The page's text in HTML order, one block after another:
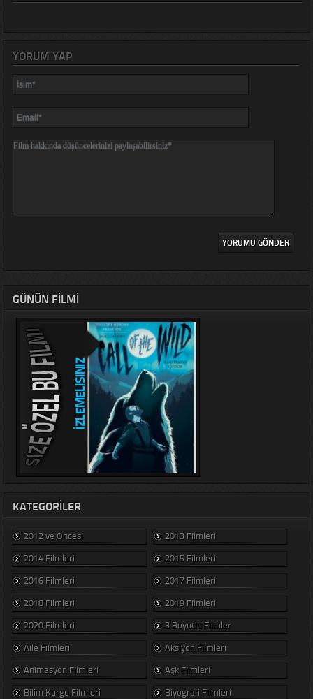
YORUM YAP
GÜNÜN FILMI
KATEGORILER
2012 ve Öncesi
2013 Filmleri
2014 Filmleri
2015 Filmleri
2016 Filmleri
2017 Filmleri
2018 Filmleri
2019 Filmleri
2020 Filmleri
3 Boyutlu Filmler
Aile Filmleri
Aksiyon Filmleri
Animasyon Filmleri
Aşk Filmleri
Bilim Kurgu Filmleri
Biyografi Filmleri